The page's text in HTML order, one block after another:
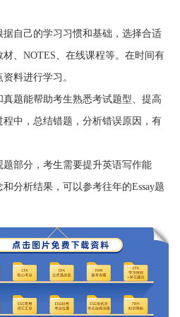
自己的学习习惯和基础，选择合适
、NOTES、在线课程等。在时间有
料进行学习。
题能帮助考生熟悉考试题型、提高
中，总结错题，分析错误原因，有
部分，考生需要提升英语写作能
分析结果，可以参考往年的Essay题